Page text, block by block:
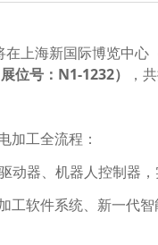
上海新国际博览中心
位号：N1-1232）
，
加工全流程：
动器、机器人控制器，
工软件系统、新一代